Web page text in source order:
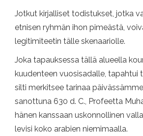
Jotkut kirjalliset todistukset, jotka
etnisen ryhmän ihon pimeästä,
legitimiteetin tälle skenaariolle.
Joka tapauksessa tällä alueella
kuudenteen vuosisadalle, tapahtui
silti merkitsee tarinaa
sanottuna 630 d. C., Profeetta
hänen kanssaan uskonnollinen
levisi koko arabien niemimaalla.